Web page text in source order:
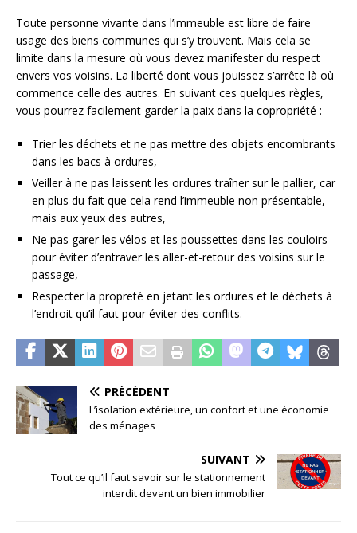
Toute personne vivante dans l’immeuble est libre de faire
usage des biens communes qui s’y trouvent. Mais cela se
limite dans la mesure où vous devez manifester du respect
envers vos voisins. La liberté dont vous jouissez s’arrête là où
commence celle des autres. En suivant ces quelques règles,
vous pourrez facilement garder la paix dans la copropriété :
Trier les déchets et ne pas mettre des objets encombrants
dans les bacs à ordures,
Veiller à ne pas laissent les ordures traîner sur le pallier, car
en plus du fait que cela rend l’immeuble non présentable,
mais aux yeux des autres,
Ne pas garer les vélos et les poussettes dans les couloirs
pour éviter d’entraver les aller-et-retour des voisins sur le
passage,
Respecter la propreté en jetant les ordures et le déchets à
l’endroit qu’il faut pour éviter des conflits.
PRÉCÉDENT
L’isolation extérieure, un confort et une économie
des ménages
SUIVANT
Tout ce qu’il faut savoir sur le stationnement
interdit devant un bien immobilier